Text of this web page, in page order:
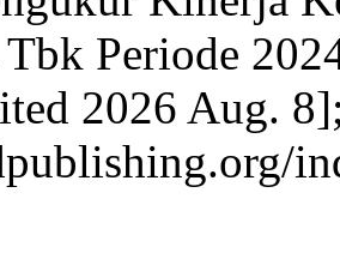
Tbk Periode
2026 Aug.